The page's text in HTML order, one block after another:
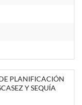
PLANIFICACIÓN
Y SEQUÍA